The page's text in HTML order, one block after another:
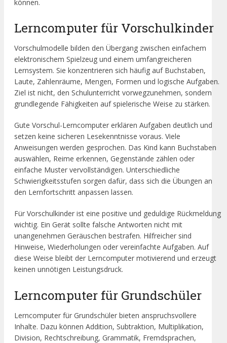
können.
Lerncomputer für Vorschulkinder
Vorschulmodelle bilden den Übergang zwischen einfachem
elektronischem Spielzeug und einem umfangreicheren
Lernsystem. Sie konzentrieren sich häufig auf Buchstaben,
Laute, Zahlenräume, Mengen, Formen und logische Aufgaben.
Ziel ist nicht, den Schulunterricht vorwegzunehmen, sondern
grundlegende Fähigkeiten auf spielerische Weise zu stärken.
Gute Vorschul-Lerncomputer erklären Aufgaben deutlich und
setzen keine sicheren Lesekenntnisse voraus. Viele
Anweisungen werden gesprochen. Das Kind kann Buchstaben
auswählen, Reime erkennen, Gegenstände zählen oder
einfache Muster vervollständigen. Unterschiedliche
Schwierigkeitsstufen sorgen dafür, dass sich die Übungen an
den Lernfortschritt anpassen lassen.
Für Vorschulkinder ist eine positive und geduldige Rückmeldung
wichtig. Ein Gerät sollte falsche Antworten nicht mit
unangenehmen Geräuschen bestrafen. Hilfreicher sind
Hinweise, Wiederholungen oder vereinfachte Aufgaben. Auf
diese Weise bleibt der Lerncomputer motivierend und erzeugt
keinen unnötigen Leistungsdruck.
Lerncomputer für Grundschüler
Lerncomputer für Grundschüler bieten anspruchsvollere
Inhalte. Dazu können Addition, Subtraktion, Multiplikation,
Division, Rechtschreibung, Grammatik, Fremdsprachen,